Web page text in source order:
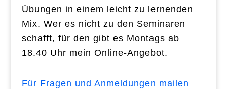
Übungen in einem leicht zu lernenden
Mix. Wer es nicht zu den Seminaren
schafft, für den gibt es Montags ab
18.40 Uhr mein Online-Angebot.
Für Fragen und Anmeldungen mailen